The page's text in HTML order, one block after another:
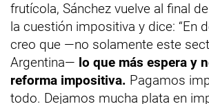
frutícola, Sánchez vuelve al final
la cuestión impositiva y dice: “En
creo que —no solamente este
Argentina— lo que más espera y
reforma impositiva. Pagamos
todo. Dejamos mucha plata en